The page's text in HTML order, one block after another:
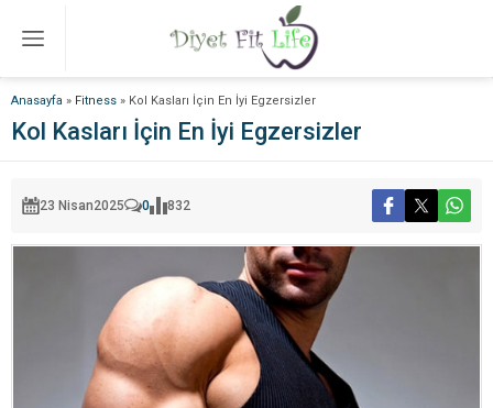
Anasayfa » Fitness » Kol Kasları İçin En İyi Egzersizler
Kol Kasları İçin En İyi Egzersizler
23 Nisan2025 0 832